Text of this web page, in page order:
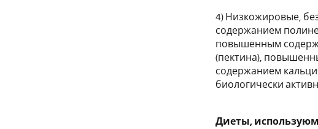
4) Низкожировые,
содержанием
повышенным
(пектина),
содержанием
биологически
Диеты,